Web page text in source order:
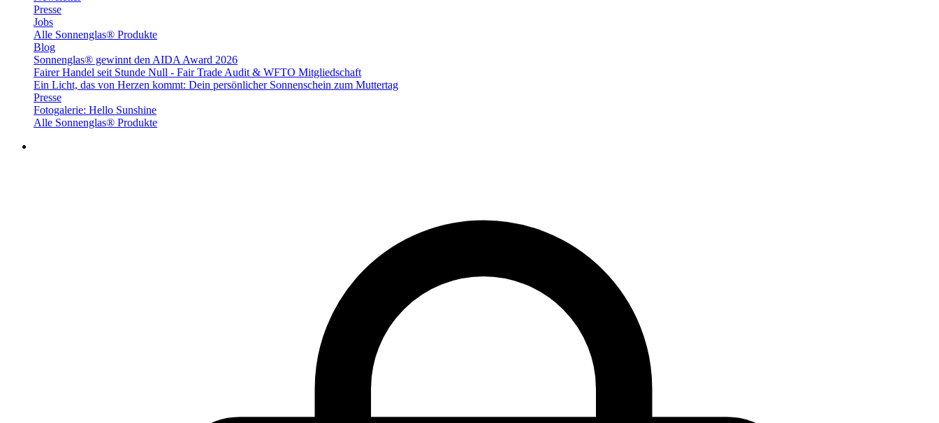
Presse
Jobs
Alle Sonnenglas® Produkte
Blog
Sonnenglas® gewinnt den AIDA Award 2026
Fairer Handel seit Stunde Null - Fair Trade Audit & WFTO Mitgliedschaft
Ein Licht, das von Herzen kommt: Dein persönlicher Sonnenschein zum Muttertag
Presse
Fotogalerie: Hello Sunshine
Alle Sonnenglas® Produkte